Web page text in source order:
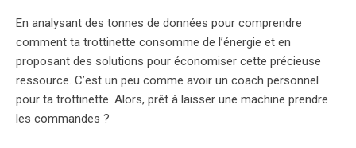
En analysant des tonnes de données pour comprendre
comment ta trottinette consomme de l’énergie et en
proposant des solutions pour économiser cette précieuse
ressource. C’est un peu comme avoir un coach personnel
pour ta trottinette. Alors, prêt à laisser une machine prendre
les commandes ?